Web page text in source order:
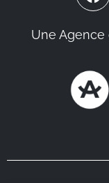
Une Agence